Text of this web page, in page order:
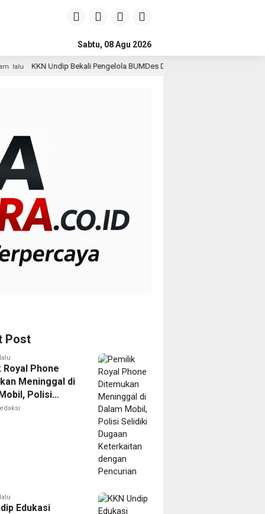
Sabtu, 08 Agu 2026
Pengelola BUMDes Dalangan dengan Pola Pikir Inovatif
Post
Royal Phone
Meninggal di
Polisi
Edukasi